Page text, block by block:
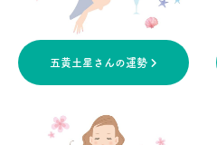
五黄土星さんの運勢